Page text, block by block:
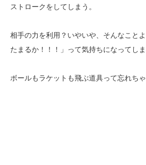
ストロークをしてしまう。
相手の力を利用？いやいや、そんなこと
たまるか！！！」って気持ちになってしま
ボールもラケットも飛ぶ道具って忘れちゃ